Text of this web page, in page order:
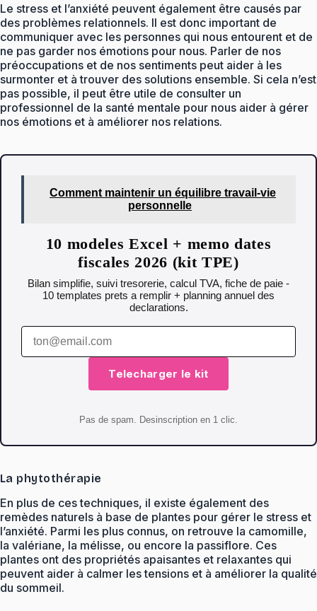
Le stress et l’anxiété peuvent également être causés par
des problèmes relationnels. Il est donc important de
communiquer avec les personnes qui nous entourent et de
ne pas garder nos émotions pour nous. Parler de nos
préoccupations et de nos sentiments peut aider à les
surmonter et à trouver des solutions ensemble. Si cela n’est
pas possible, il peut être utile de consulter un
professionnel de la santé mentale pour nous aider à gérer
nos émotions et à améliorer nos relations.
Comment maintenir un équilibre travail-vie
personnelle
10 modeles Excel + memo dates
fiscales 2026 (kit TPE)
Bilan simplifie, suivi tresorerie, calcul TVA, fiche de paie -
10 templates prets a remplir + planning annuel des
declarations.
Telecharger le kit
Pas de spam. Desinscription en 1 clic.
La phytothérapie
En plus de ces techniques, il existe également des
remèdes naturels à base de plantes pour gérer le stress et
l’anxiété. Parmi les plus connus, on retrouve la camomille,
la valériane, la mélisse, ou encore la passiflore. Ces
plantes ont des propriétés apaisantes et relaxantes qui
peuvent aider à calmer les tensions et à améliorer la qualité
du sommeil.